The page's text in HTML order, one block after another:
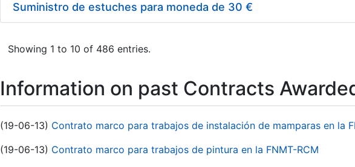
Suministro de estuches para moneda de 30 €
Showing 1 to 10 of 486 entries.
Information on past Contracts
(19-06-13) Contrato marco para trabajos de instalación de mamparas en la
(19-06-13) Contrato marco para trabajos de pintura en la FNMT-RCM